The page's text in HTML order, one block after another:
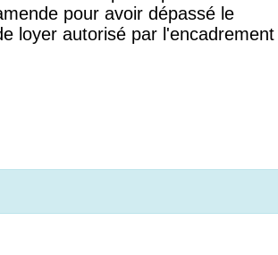
pour avoir dépassé le
loyer autorisé par l'encadrement